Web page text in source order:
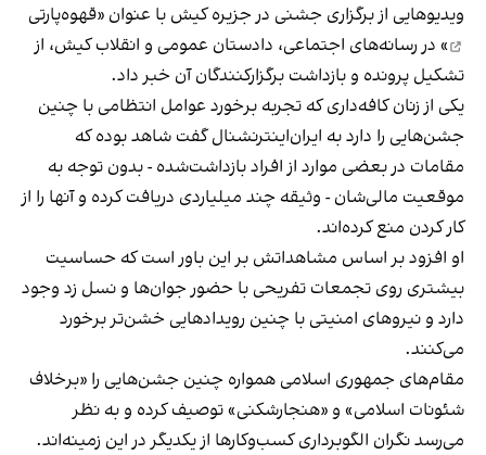
ویدیوهایی از برگزاری جشنی در جزیره کیش با عنوان «قهوه‌پارتی
» در رسانه‌های اجتماعی، دادستان عمومی و انقلاب کیش، از
تشکیل پرونده و بازداشت برگزارکنندگان آن خبر داد.
یکی از زنان کافه‌داری که تجربه برخورد عوامل انتظامی با چنین
جشن‌هایی را دارد به ایران‌اینترنشنال گفت شاهد بوده که
مقامات در بعضی موارد از افراد بازداشت‌‌شده - بدون توجه به
موقعیت مالی‌شان - وثیقه چند میلیاردی دریافت کرده و آنها را از
کار کردن منع کرده‌اند.
او افزود بر اساس مشاهداتش بر این باور است که حساسیت
بیشتری روی تجمعات تفریحی با حضور جوان‌ها و نسل زد وجود
دارد و نیروهای امنیتی با چنین رویدادهایی خشن‌تر برخورد
می‌کنند.
مقام‌های جمهوری اسلامی همواره چنین جشن‌هایی را «برخلاف
شئونات اسلامی» و «هنجارشکنی» توصیف کرده و به نظر
می‌رسد نگران الگوبرداری کسب‌وکارها از یکدیگر در این زمینه‌اند.